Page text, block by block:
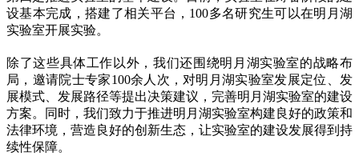
设基本完成，搭建了相关平台，100多名研究生可以在明月湖
实验室开展实验。
除了这些具体工作以外，我们还围绕明月湖实验室的战略布
局，邀请院士专家100余人次，对明月湖实验室发展定位、发
展模式、发展路径等提出决策建议，完善明月湖实验室的建设
方案。同时，我们致力于推进明月湖实验室构建良好的政策和
法律环境，营造良好的创新生态，让实验室的建设发展得到持
续性保障。